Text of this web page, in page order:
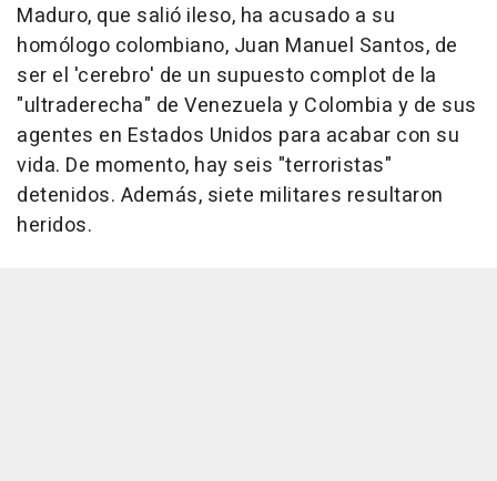
Maduro, que salió ileso, ha acusado a su
homólogo colombiano, Juan Manuel Santos, de
ser el 'cerebro' de un supuesto complot de la
"ultraderecha" de Venezuela y Colombia y de sus
agentes en Estados Unidos para acabar con su
vida. De momento, hay seis "terroristas"
detenidos. Además, siete militares resultaron
heridos.